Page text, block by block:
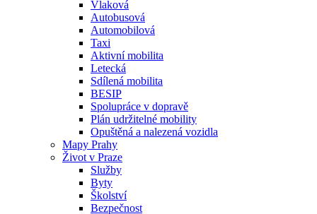
Vlaková
Autobusová
Automobilová
Taxi
Aktivní mobilita
Letecká
Sdílená mobilita
BESIP
Spolupráce v dopravě
Plán udržitelné mobility
Opuštěná a nalezená vozidla
Mapy Prahy
Život v Praze
Služby
Byty
Školství
Bezpečnost